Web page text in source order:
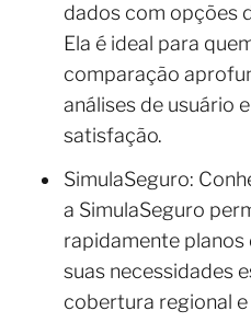
dados com opções
Ela é ideal para
comparação
análises de usuário
satisfação.
SimulaSeguro:
a SimulaSeguro
rapidamente
suas necessidades
cobertura regional